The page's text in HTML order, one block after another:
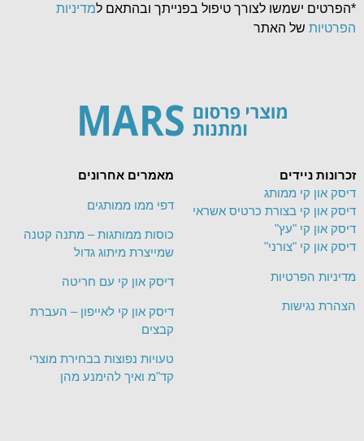
מאמרים אחרונים
דפי ממו ממותגים
כוסות ממותגות – מתנה קטנה
שמייצרת מיתוג גדול
דיסק און קי עם חריטה
דיסק און קי לאייפון – העברת
קבצים
טעויות נפוצות בבחירת מוצרי
קד"מ ואיך להימנע מהן
זכרונות ניידים
דיסק און קי ממותג
דיסק און קי בצורת כרטיס אשראי
דיסק און קי "עץ"
דיסק און קי "צורני"
מדיניות הפרטיות
הצהרת נגישות
*הפרטים ישמשו לצורך טיפול בפנייתך ובהתאם למדיניות
הפרטיות של האתר